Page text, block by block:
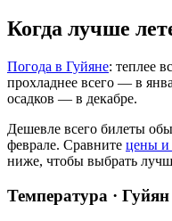
Когда лучше
Погода в Гуйяне: теплее
прохладнее всего — в
осадков — в декабре.
Дешевле всего билеты
феврале. Сравните цены и
ниже, чтобы выбрать
Температура · Гуйян